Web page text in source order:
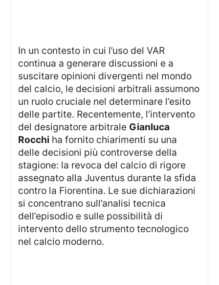
In un contesto in cui l’uso del VAR
continua a generare discussioni e a
suscitare opinioni divergenti nel mondo
del calcio, le decisioni arbitrali assumono
un ruolo cruciale nel determinare l’esito
delle partite. Recentemente, l’intervento
del designatore arbitrale Gianluca
Rocchi ha fornito chiarimenti su una
delle decisioni più controverse della
stagione: la revoca del calcio di rigore
assegnato alla Juventus durante la sfida
contro la Fiorentina. Le sue dichiarazioni
si concentrano sull’analisi tecnica
dell’episodio e sulle possibilità di
intervento dello strumento tecnologico
nel calcio moderno.